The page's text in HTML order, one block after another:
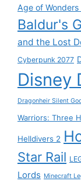
Age of Wonders
Baldur's
and the Lost
Cyberpunk 2077
Disney
Dragonheir Silent
Warriors: Three
Helldivers 2
Star Rail
Lords Minecraft